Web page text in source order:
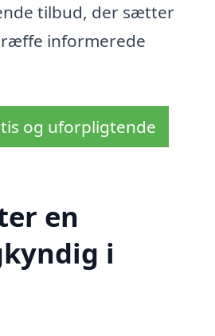
tilbud, der sætter
informerede
og uforpligtende
en
i